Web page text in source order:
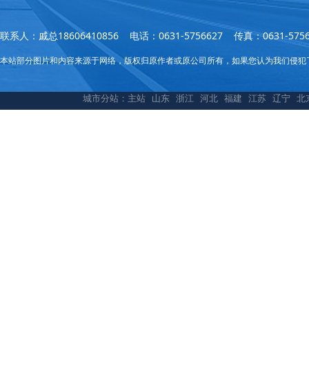
联系人：戚总18606410856 电话：0631-5756627 传真：0631-
本站部分图片和内容来源于网络，版权归原作者或原公司所有，如果您认为我们侵
城市分站： 主站 山东 浙江 河北 福建 江苏 辽宁 北